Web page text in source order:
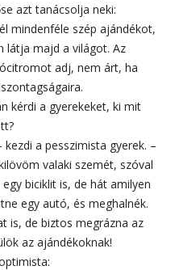
azt tanácsolja neki:
mindenféle szép ajándékot,
látja majd a világot. Az
adj, nem árt, ha
kérdi a gyerekeket, ki mit
a pesszimista gyerek. –
valaki szemét, szóval
biciklit is, de hát amilyen
egy autó, és meghalnék.
is, de biztos megrázna az
az ajándékoknak!